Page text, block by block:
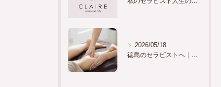
2026/05/18